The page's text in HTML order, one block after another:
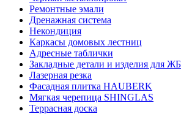
Ремонтные эмали
Дренажная система
Некондиция
Каркасы домовых лестниц
Адресные таблички
Закладные детали и изделия для
Лазерная резка
Фасадная плитка HAUBERK
Мягкая черепица SHINGLAS
Террасная доска